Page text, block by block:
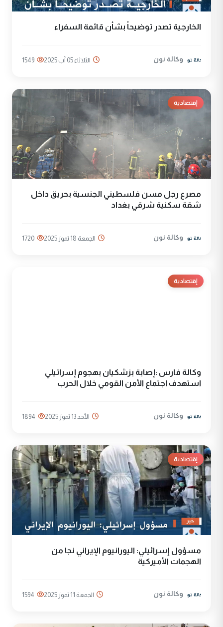
الخارجية تصدر توضيحاً بشأن قائمة السفراء
وكالة نون الثلاثاء 05 آب 2025 1549
إقتصادية
مصرع رجل مسن فلسطيني الجنسية بحريق داخل
شقة سكنية شرقي بغداد
وكالة نون الجمعة 18 تموز 2025 1720
إقتصادية
وكالة فارس :إصابة بزشكيان بهجوم إسرائيلي
استهدف اجتماع الأمن القومي خلال الحرب
وكالة نون الأحد 13 تموز 2025 1894
إقتصادية
مسؤول إسرائيلي: اليورانيوم الإيراني نجا من
الهجمات الأميركية
وكالة نون الجمعة 11 تموز 2025 1594